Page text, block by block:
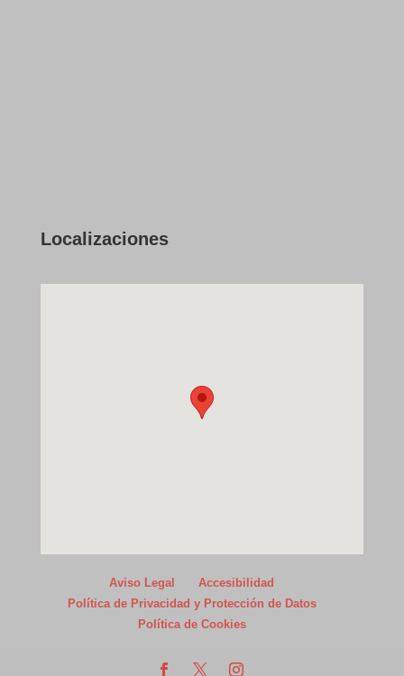
Localizaciones
Aviso Legal
Accesibilidad
Política de Privacidad y Protección de Datos
Política de Cookies